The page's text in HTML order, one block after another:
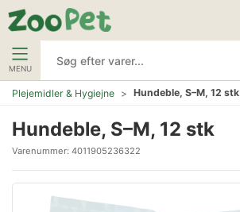
MENU
Plejemidler & Hygiejne Hundeble, S–M, 12 stk
Hundeble, S–M, 12 stk
Varenummer: 4011905236322